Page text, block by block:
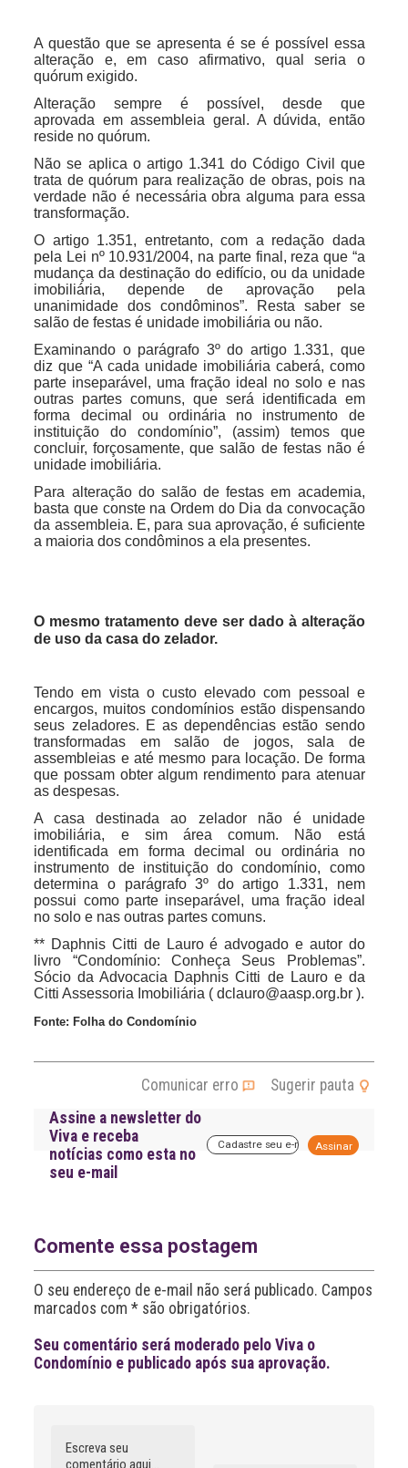
A questão que se apresenta é se é possível essa
alteração e, em caso afirmativo, qual seria o
quórum exigido.
Alteração sempre é possível, desde que
aprovada em assembleia geral. A dúvida, então
reside no quórum.
Não se aplica o artigo 1.341 do Código Civil que
trata de quórum para realização de obras, pois na
verdade não é necessária obra alguma para essa
transformação.
O artigo 1.351, entretanto, com a redação dada
pela Lei nº 10.931/2004, na parte final, reza que “a
mudança da destinação do edifício, ou da unidade
imobiliária, depende de aprovação pela
unanimidade dos condôminos”. Resta saber se
salão de festas é unidade imobiliária ou não.
Examinando o parágrafo 3º do artigo 1.331, que
diz que “A cada unidade imobiliária caberá, como
parte inseparável, uma fração ideal no solo e nas
outras partes comuns, que será identificada em
forma decimal ou ordinária no instrumento de
instituição do condomínio”, (assim) temos que
concluir, forçosamente, que salão de festas não é
unidade imobiliária.
Para alteração do salão de festas em academia,
basta que conste na Ordem do Dia da convocação
da assembleia. E, para sua aprovação, é suficiente
a maioria dos condôminos a ela presentes.
O mesmo tratamento deve ser dado à alteração
de uso da casa do zelador.
Tendo em vista o custo elevado com pessoal e
encargos, muitos condomínios estão dispensando
seus zeladores. E as dependências estão sendo
transformadas em salão de jogos, sala de
assembleias e até mesmo para locação. De forma
que possam obter algum rendimento para atenuar
as despesas.
A casa destinada ao zelador não é unidade
imobiliária, e sim área comum. Não está
identificada em forma decimal ou ordinária no
instrumento de instituição do condomínio, como
determina o parágrafo 3º do artigo 1.331, nem
possui como parte inseparável, uma fração ideal
no solo e nas outras partes comuns.
** Daphnis Citti de Lauro é advogado e autor do
livro “Condomínio: Conheça Seus Problemas”.
Sócio da Advocacia Daphnis Citti de Lauro e da
Citti Assessoria Imobiliária ( dclauro@aasp.org.br ).
Fonte: Folha do Condomínio
Comunicar erro
Sugerir pauta
Assine a newsletter do
Viva e receba
notícias como esta no
seu e-mail
i
v
Comente essa postagem
O seu endereço de e-mail não será publicado. Campos
marcados com * são obrigatórios.
Seu comentário será moderado pelo Viva o
Condomínio e publicado após sua aprovação.